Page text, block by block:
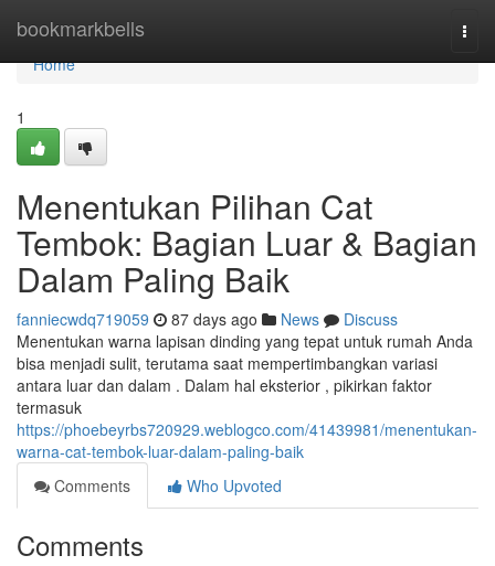
bookmarkbells
Home
Home
1
Menentukan Pilihan Cat
Tembok: Bagian Luar & Bagian
Dalam Paling Baik
fanniecwdq719059 87 days ago News
Discuss
Menentukan warna lapisan dinding yang tepat untuk rumah Anda
bisa menjadi sulit, terutama saat mempertimbangkan variasi
antara luar dan dalam . Dalam hal eksterior , pikirkan faktor
termasuk
https://phoebeyrbs720929.weblogco.com/41439981/menentukan-
warna-cat-tembok-luar-dalam-paling-baik
Comments
Who Upvoted
Comments